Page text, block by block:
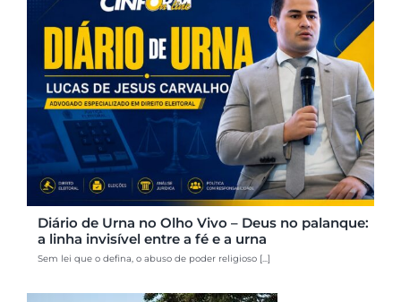
Diário de Urna no Olho Vivo – Deus no palanque:
a linha invisível entre a fé e a urna
Sem lei que o defina, o abuso de poder religioso [...]